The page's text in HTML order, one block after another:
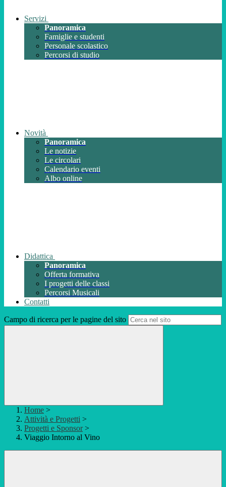
Servizi
Panoramica
Famiglie e studenti
Personale scolastico
Percorsi di studio
Novità
Panoramica
Le notizie
Le circolari
Calendario eventi
Albo online
Didattica
Panoramica
Offerta formativa
I progetti delle classi
Percorsi Musicali
Contatti
Campo di ricerca per le pagine del sito
Home >
Attività e Progetti >
Progetti e Sponsor >
Viaggio Intorno al Vino